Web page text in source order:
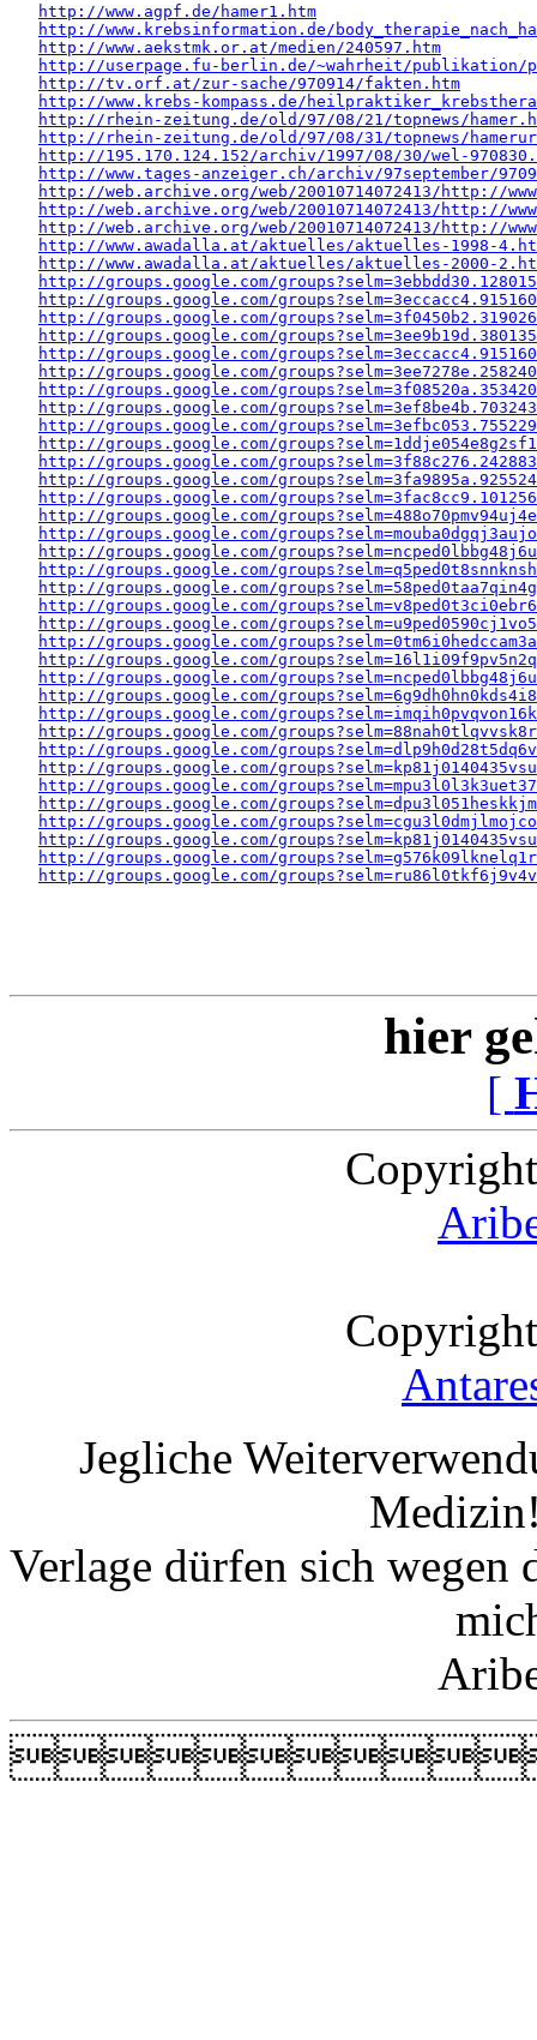
http://www.agpf.de/hamer1.htm
http://www.krebsinformation.de/
http://www.aekstmk.or.at/medien/240597.htm
http://userpage.fu-berlin.de/~wahrheit/publikation/
http://tv.orf.at/zur-sache/970914/fakten.htm
http://www.krebs-kompass.de/
http://rhein-zeitung.de/old/97/08/21/topnews/
http://rhein-zeitung.de/old/97/08/31/topnews/
http://195.170.124.152/archiv/1997/08/30/wel-
http://www.tages-anzeiger.ch/archiv/97september/
http://web.archive.org/web/20010714072413/http://
http://web.archive.org/web/20010714072413/http://
http://web.archive.org/web/20010714072413/http://
http://www.awadalla.at/aktuelles/aktuelles-1998-
http://www.awadalla.at/aktuelles/aktuelles-2000-
http://groups.google.com/
http://groups.google.com/
http://groups.google.com/
http://groups.google.com/
http://groups.google.com/
http://groups.google.com/
http://groups.google.com/
http://groups.google.com/
http://groups.google.com/
http://groups.google.com/
http://groups.google.com/
http://groups.google.com/
http://groups.google.com/
http://groups.google.com/
http://groups.google.com/
http://groups.google.com/
http://groups.google.com/
http://groups.google.com/
http://groups.google.com/
http://groups.google.com/
http://groups.google.com/
http://groups.google.com/
http://groups.google.com/
http://groups.google.com/
http://groups.google.com/
http://groups.google.com/
http://groups.google.com/
http://groups.google.com/
http://groups.google.com/
http://groups.google.com/
http://groups.google.com/
http://groups.google.com/
http://groups.google.com/
http://groups.google.com/
hier
[
Jegliche
Verlage dürfen sich wegen